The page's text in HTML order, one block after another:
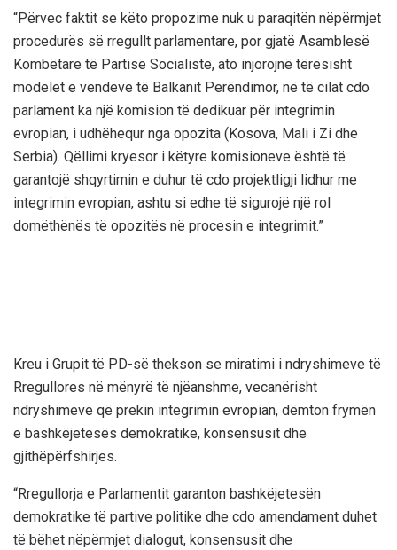
“Përvec faktit se këto propozime nuk u paraqitën nëpërmjet
procedurës së rregullt parlamentare, por gjatë Asamblesë
Kombëtare të Partisë Socialiste, ato injorojnë tërësisht
modelet e vendeve të Balkanit Perëndimor, në të cilat cdo
parlament ka një komision të dedikuar për integrimin
evropian, i udhëhequr nga opozita (Kosova, Mali i Zi dhe
Serbia). Qëllimi kryesor i këtyre komisioneve është të
garantojë shqyrtimin e duhur të cdo projektligji lidhur me
integrimin evropian, ashtu si edhe të sigurojë një rol
domëthënës të opozitës në procesin e integrimit.”
Kreu i Grupit të PD-së thekson se miratimi i ndryshimeve të
Rregullores në mënyrë të njëanshme, vecanërisht
ndryshimeve që prekin integrimin evropian, dëmton frymën
e bashkëjetesës demokratike, konsensusit dhe
gjithëpërfshirjes.
“Rregullorja e Parlamentit garanton bashkëjetesën
demokratike të partive politike dhe cdo amendament duhet
të bëhet nëpërmjet dialogut, konsensusit dhe